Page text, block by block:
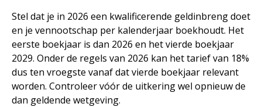
Stel dat je in 2026 een kwalificerende geldinbreng doet
en je vennootschap per kalenderjaar boekhoudt. Het
eerste boekjaar is dan 2026 en het vierde boekjaar
2029. Onder de regels van 2026 kan het tarief van 18%
dus ten vroegste vanaf dat vierde boekjaar relevant
worden. Controleer vóór de uitkering wel opnieuw de
dan geldende wetgeving.